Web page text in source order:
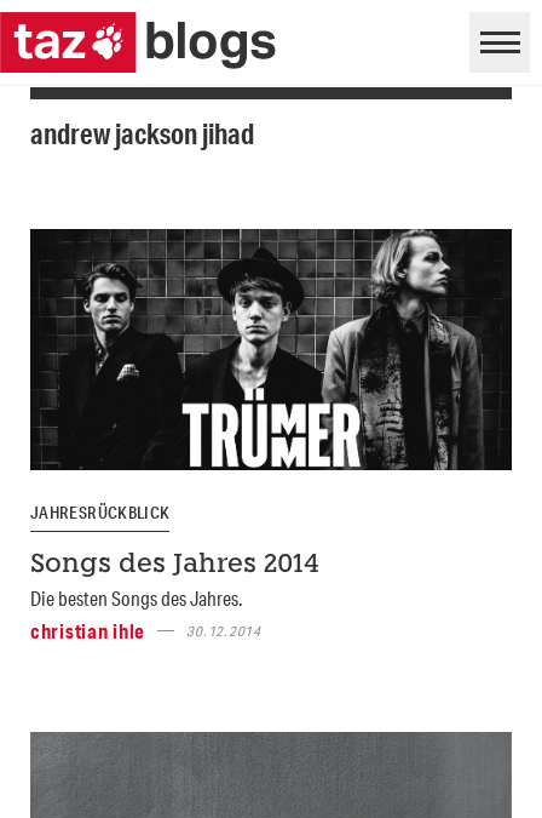
andrew jackson jihad
JAHRESRÜCKBLICK
Songs des Jahres 2014
Die besten Songs des Jahres.
christian ihle
30.12.2014